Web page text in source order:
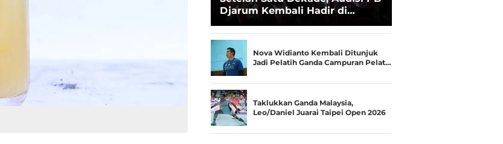
Djarum Kembali Hadir di
Talenta Super
Nova Widianto Kembali Ditunjuk
Jadi Pelatih Ganda Campuran Pelat…
Taklukkan Ganda Malaysia,
Leo/Daniel Juarai Taipei Open 2026